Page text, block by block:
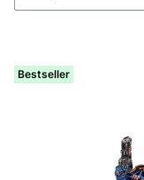
Bestseller